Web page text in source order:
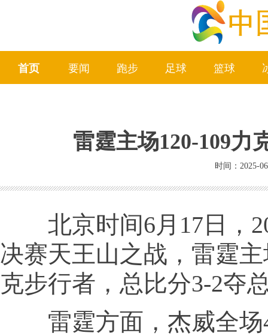
首页 要闻 跑步 足球 篮球
雷霆主场120-109力
时间：2025-
北京时间6月17日，
决赛天王山之战，雷霆主
克步行者，总比分3-2夺
雷霆方面，杰威全场